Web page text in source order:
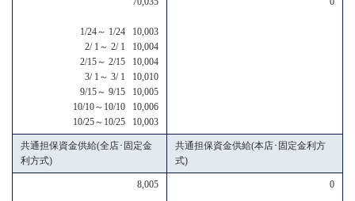
1/24～ 1/24 10,003
2/ 1～ 2/ 1 10,004
2/15～ 2/15 10,004
3/ 1～ 3/ 1 10,010
9/15～ 9/15 10,005
10/10～10/10 10,006
10/25～10/25 10,003
共通担保資金供給(全店･固定金
利方式)
共通担保資金供給(本店･固定金利方
式)
8,005 0